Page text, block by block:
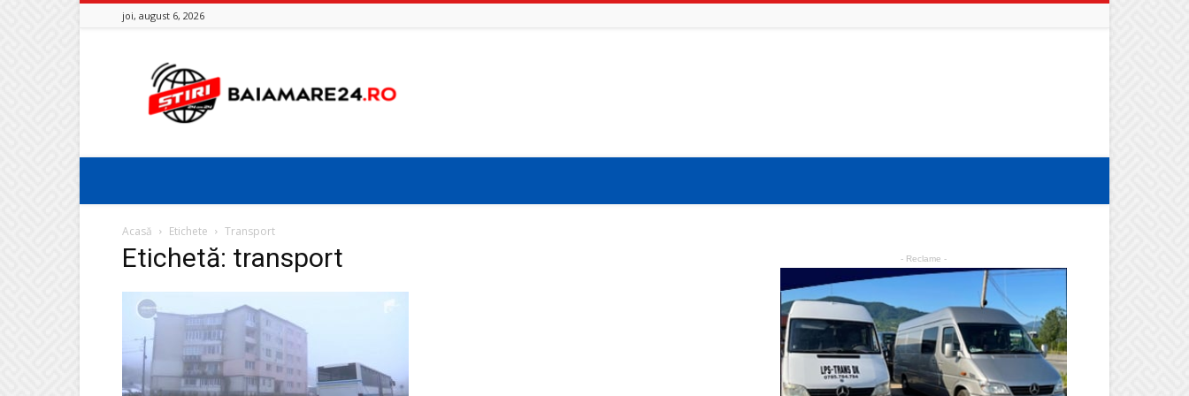
joi, august 6, 2026
Baia
Mare
24
Acasă Etichete Transport
Etichetă: transport - Reclame -